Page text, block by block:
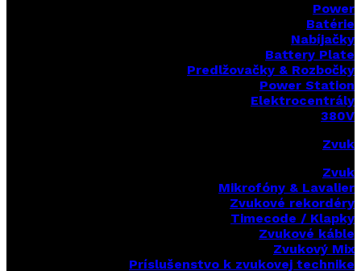
Power
Batérie
Nabíjačky
Battery Plate
Predlžovačky & Rozbočky
Power Station
Elektrocentrály
380V
Zvuk
Zvuk
Mikrofóny & Lavalier
Zvukové rekordéry
Timecode / Klapky
Zvukové káble
Zvukový Mix
Príslušenstvo k zvukovej technike